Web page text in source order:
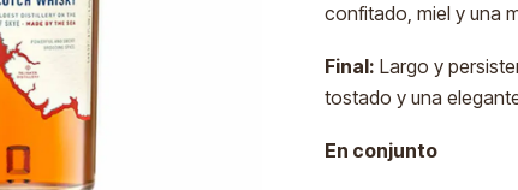
confitado, miel y una
Final: Largo y
tostado y una
En conjunto